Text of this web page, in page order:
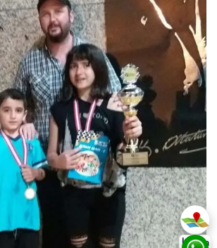
İletişim